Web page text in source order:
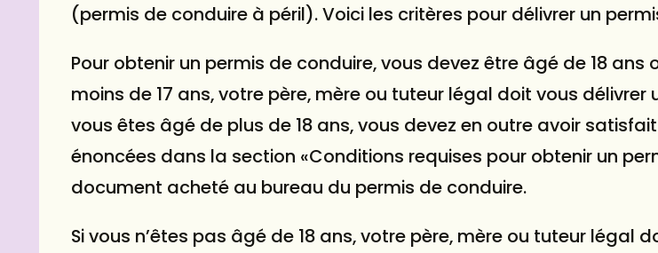
(permis de conduire à péril). Voici les critères pour délivrer un
Pour obtenir un permis de conduire, vous devez être âgé de 18 ans
moins de 17 ans, votre père, mère ou tuteur légal doit vous délivrer
vous êtes âgé de plus de 18 ans, vous devez en outre avoir
énoncées dans la section «Conditions requises pour obtenir un
document acheté au bureau du permis de conduire.
Si vous n’êtes pas âgé de 18 ans, votre père, mère ou tuteur légal